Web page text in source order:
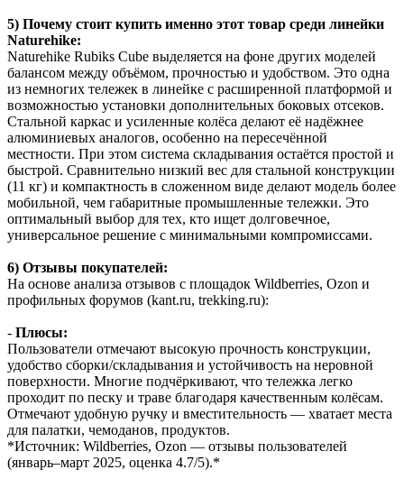
5) Почему стоит купить именно этот товар среди линейки
Naturehike:
Naturehike Rubiks Cube выделяется на фоне других моделей
балансом между объёмом, прочностью и удобством. Это одна
из немногих тележек в линейке с расширенной платформой и
возможностью установки дополнительных боковых отсеков.
Стальной каркас и усиленные колёса делают её надёжнее
алюминиевых аналогов, особенно на пересечённой
местности. При этом система складывания остаётся простой и
быстрой. Сравнительно низкий вес для стальной конструкции
(11 кг) и компактность в сложенном виде делают модель более
мобильной, чем габаритные промышленные тележки. Это
оптимальный выбор для тех, кто ищет долговечное,
универсальное решение с минимальными компромиссами.
6) Отзывы покупателей:
На основе анализа отзывов с площадок Wildberries, Ozon и
профильных форумов (kant.ru, trekking.ru):
- Плюсы:
Пользователи отмечают высокую прочность конструкции,
удобство сборки/складывания и устойчивость на неровной
поверхности. Многие подчёркивают, что тележка легко
проходит по песку и траве благодаря качественным колёсам.
Отмечают удобную ручку и вместительность — хватает места
для палатки, чемоданов, продуктов.
*Источник: Wildberries, Ozon — отзывы пользователей
(январь–март 2025, оценка 4.7/5).*